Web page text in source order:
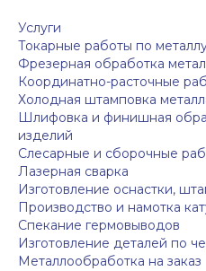
Услуги
Токарные работы по
Фрезерная обработка
Координатно-расточные
Холодная штамповка
Шлифовка и финишная
изделий
Слесарные и сборочные
Лазерная сварка
Изготовление оснастки,
Производство и намотка
Спекание гермовыводов
Изготовление деталей по
Металлообработка на заказ